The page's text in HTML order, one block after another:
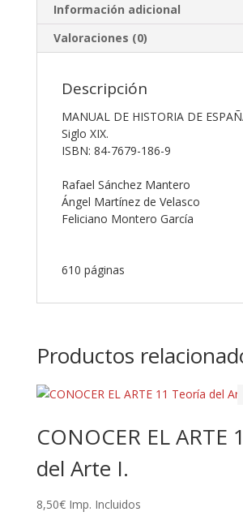
Información adicional
Valoraciones (0)
Descripción
MANUAL DE HISTORIA DE
Siglo XIX.
ISBN: 84-7679-186-9
Rafael Sánchez Mantero
Ángel Martínez de Velasco
Feliciano Montero García
610 páginas
Productos
CONOCER EL ARTE
del Arte I.
8,50€ Imp. Incluidos